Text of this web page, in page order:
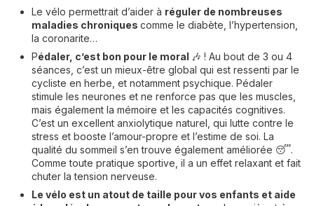
Le vélo permettrait d’aider à réguler de nombreuses
maladies chroniques comme le diabète, l’hypertension,
la coronarite…
Pédaler, c’est bon pour le moral 🎶 ! Au bout de 3 ou 4
séances, c’est un mieux-être global qui est ressenti par le
cycliste en herbe, et notamment psychique. Pédaler
stimule les neurones et ne renforce pas que les muscles,
mais également la mémoire et les capacités cognitives.
C’est un excellent anxiolytique naturel, qui lutte contre le
stress et booste l’amour-propre et l’estime de soi. La
qualité du sommeil s’en trouve également améliorée 😴.
Comme toute pratique sportive, il a un effet relaxant et fait
chuter la tension nerveuse.
Le vélo est un atout de taille pour vos enfants et aide